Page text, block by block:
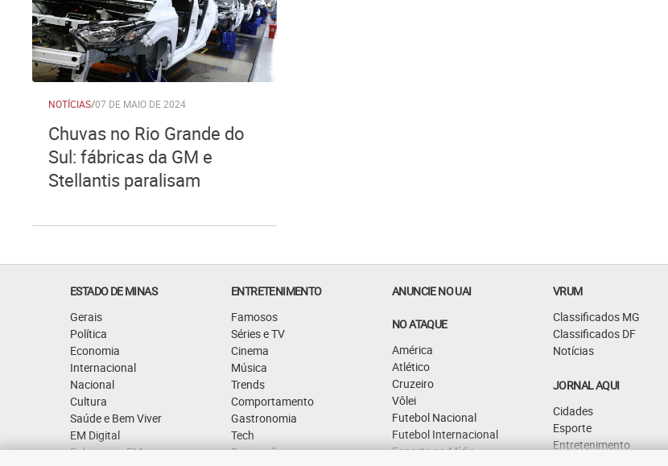
NOTÍCIAS/07 DE MAIO DE 2024
Chuvas no Rio Grande do
Sul: fábricas da GM e
Stellantis paralisam
ESTADO DE MINAS
Gerais
Política
Economia
Internacional
Nacional
Cultura
Saúde e Bem Viver
EM Digital
Fale com o EM
ENTRETENIMENTO
Famosos
Séries e TV
Cinema
Música
Trends
Comportamento
Gastronomia
Tech
Promoções
ANUNCIE NO UAI
NO ATAQUE
América
Atlético
Cruzeiro
Vôlei
Futebol Nacional
Futebol Internacional
Esporte na Mídia
VRUM
Classificados MG
Classificados DF
Notícias
JORNAL AQUI
Cidades
Esporte
Entretenimento